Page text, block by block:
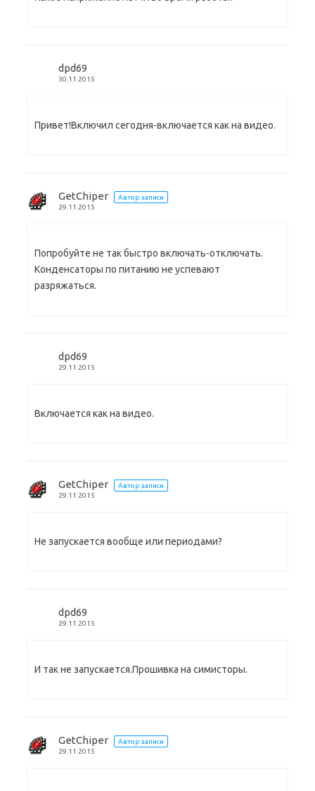
dpd69
30.11.2015
Привет!Включил сегодня-включается как на видео.
GetChiper
Автор записи
29.11.2015
Попробуйте не так быстро включать-отключать.
Конденсаторы по питанию не успевают
разряжаться.
dpd69
29.11.2015
Включается как на видео.
GetChiper
Автор записи
29.11.2015
Не запускается вообще или периодами?
dpd69
29.11.2015
И так не запускается.Прошивка на симисторы.
GetChiper
Автор записи
29.11.2015